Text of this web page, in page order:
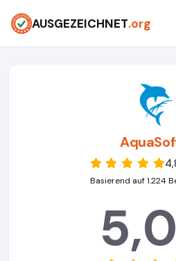
AUSGEZEICHNET.org
Basierend auf 1.224